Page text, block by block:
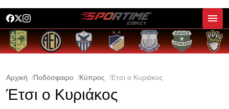
Αρχική Ποδόσφαιρο Κύπρος Έτσι ο Κυριάκος
Έτσι ο Κυριάκος